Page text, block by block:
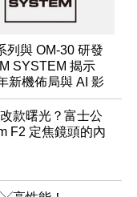
列與 OM-30 研發
SYSTEM 揭示
新機佈局與 AI 影
款曙光？富士公
F2 定焦鏡頭的內